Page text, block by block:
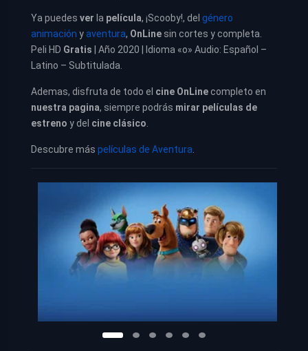
Ya puedes ver la película, ¡Scooby!, del género
animación yaventura, OnLine sin cortes y completa.
Peli HD Gratis | Año 2020 | Idioma «o» Audio: Español –
Latino – Subtitulada.
Ademas, disfruta de todo el cine OnLinecompleto en
nuestra pagina, siempre podrás mirar películas de
estreno y del cine clásico
Descubre más películas de Aventura